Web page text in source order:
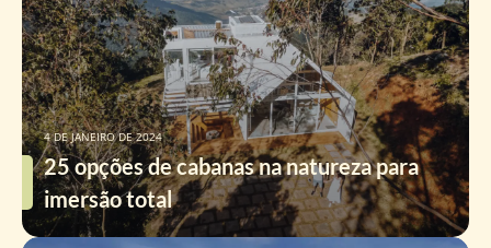
25 opções de cabanas na natureza para
imersão total
4 DE JANEIRO DE 2024